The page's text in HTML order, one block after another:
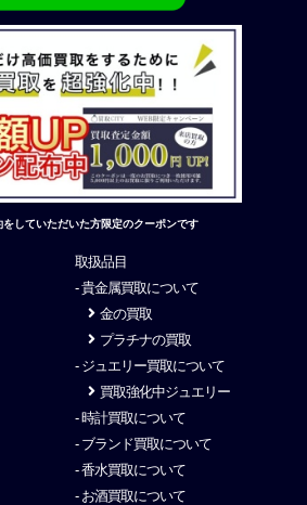
をしていただいた方限定のクーポンです
取扱品目
- 貴金属買取について
金の買取
プラチナの買取
- ジュエリー買取について
買取強化中ジュエリー
- 時計買取について
- ブランド買取について
- 香水買取について
- お酒買取について